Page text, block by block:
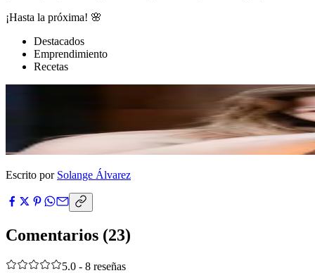
¡Hasta la próxima! 🌸
Destacados
Emprendimiento
Recetas
Escrito por Solange Álvarez
Comentarios (23)
5.0 - 8 reseñas